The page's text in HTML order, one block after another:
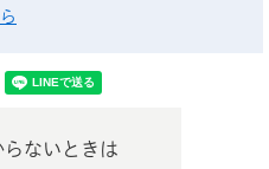
らないときは